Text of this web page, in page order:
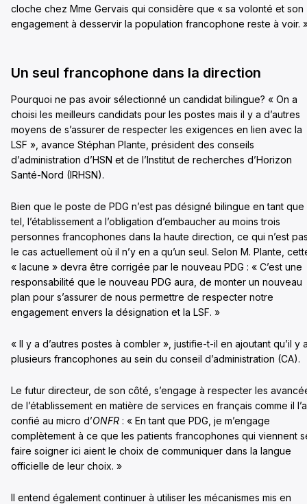
cloche chez Mme Gervais qui considère que « sa volonté et son
engagement à desservir la population francophone reste à voir.
Un seul francophone dans la direction
Pourquoi ne pas avoir sélectionné un candidat bilingue? « On a
choisi les meilleurs candidats pour les postes mais il y a d’autres
moyens de s’assurer de respecter les exigences en lien avec la
LSF », avance Stéphan Plante, président des conseils
d’administration d’HSN et de l’Institut de recherches d’Horizon
Santé-Nord (IRHSN).
Bien que le poste de PDG n’est pas désigné bilingue en tant que
tel, l’établissement a l’obligation d’embaucher au moins trois
personnes francophones dans la haute direction, ce qui n’est
le cas actuellement où il n’y en a qu’un seul. Selon M. Plante,
« lacune » devra être corrigée par le nouveau PDG : « C’est une
responsabilité que le nouveau PDG aura, de monter un nouveau
plan pour s’assurer de nous permettre de respecter notre
engagement envers la désignation et la LSF. »
« Il y a d’autres postes à combler », justifie-t-il en ajoutant qu’il y
plusieurs francophones au sein du conseil d’administration (CA).
Le futur directeur, de son côté, s’engage à respecter les
de l’établissement en matière de services en français comme il l’a
confié au micro d’ONFR : « En tant que PDG, je m’engage
complètement à ce que les patients francophones qui viennent
faire soigner ici aient le choix de communiquer dans la langue
officielle de leur choix. »
Il entend également continuer à utiliser les mécanismes mis en